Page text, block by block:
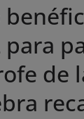
para
de